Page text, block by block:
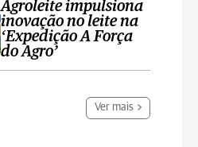
Agroleite impulsiona
inovação no leite na
‘Expedição A Força
do Agro’
Ver mais